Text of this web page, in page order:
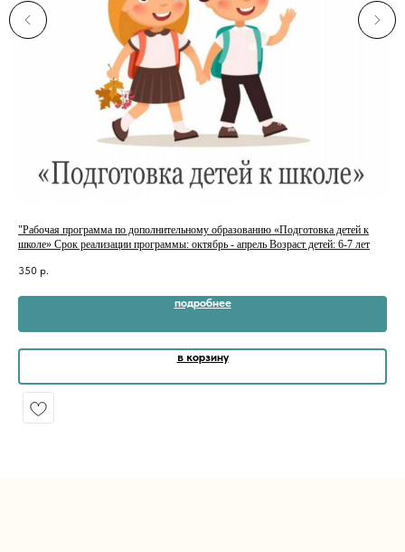
"Рабочая программа по дополнительному образованию «Подготовка детей к
школе» Срок реализации программы: октябрь - апрель Возраст детей: 6-7 лет
350 р.
подробнее
в корзину